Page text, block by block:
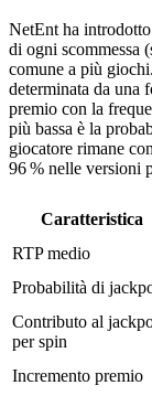
NetEnt ha
di ogni scommessa
comune a più
determinata da una
premio con la
più bassa è la
giocatore rimane
96 % nelle versioni
Caratteristica
RTP medio
Probabilità di
Contributo al
per spin
Incremento premio